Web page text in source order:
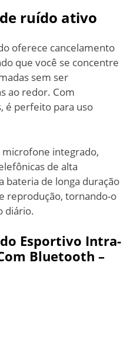
ruído ativo
oferece cancelamento
que você se concentre
sem ser
ao redor. Com
é perfeito para uso
microfone integrado,
de alta
bateria de longa duração
reprodução, tornando-o
diário.
Esportivo Intra-
Bluetooth –